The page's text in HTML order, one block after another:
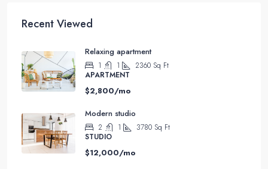
Recent Viewed
Relaxing apartment
1 1 2360 Sq Ft
APARTMENT
$2,800/mo
Modern studio
2 1 3780 Sq Ft
STUDIO
$12,000/mo